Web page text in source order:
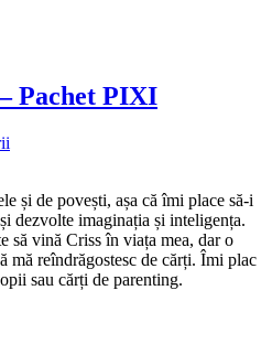
Pachet PIXI
și de povești, așa că îmi place să-i
dezvolte imaginația și inteligența.
să vină Criss în viața mea, dar o
mă reîndrăgostesc de cărți. Îmi plac
sau cărți de parenting.